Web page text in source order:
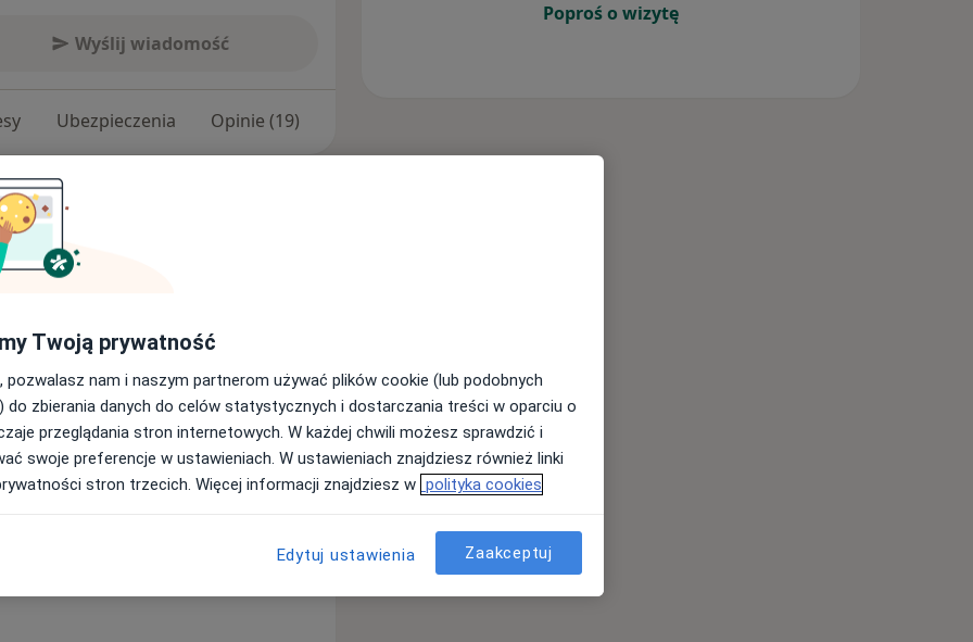
Wyślij wiadomość
Ubezpieczenia Opinie (19)
stomatologii ogólnej, zajmującym
dzieci i dorosłych. Moja praca
do indywidualnych potrzeb
jakość usług.
w tym leczenie
jak i leczenie kanałowe przy
i precyzyjnej diagnostyce,
maksymalnie skuteczny, z
estetycznej, oferując m.in.
za pomocą kompozytów, które
wprowadzić maluchy w
zabiegi stomatologiczne w
Poproś o wizytę
Twoją prywatność
pozwalasz nam i naszym partnerom używać plików cookie (lub podobnych
do zbierania danych do celów statystycznych i dostarczania treści w oparciu o
przeglądania stron internetowych. W każdej chwili możesz sprawdzić i
swoje preferencje w ustawieniach. W ustawieniach znajdziesz również linki
stron trzecich. Więcej informacji znajdziesz w polityka cookies
Edytuj ustawienia Zaakceptuj